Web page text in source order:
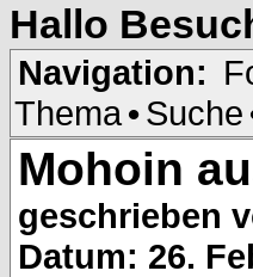
Hallo
Navigation:
Thema•Suche
Mohoin
geschrieben
Datum: 26.